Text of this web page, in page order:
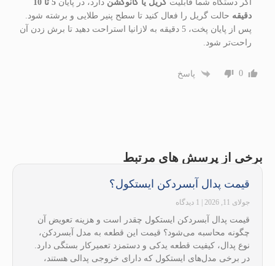
اگر دستگاه شما قابلیت گریل یا کانوکشن دارد، در پایان
5 تا 10
دقیقه حالت گریل را فعال کنید تا سطح پنیر طلایی و برشته شود.
پس از پایان پخت، 5 دقیقه به لازانیا استراحت دهید تا برش زدن آن
راحت‌تر شود.
0 پاسخ
برخی از پرسش های مرتبط
قیمت پدال آبسردکن ایستکول؟
جولای 11, 2026
قیمت پدال آبسردکن ایستکول چقدر است و هزینه تعویض آن
چگونه محاسبه می‌شود؟ قیمت این قطعه به مدل آبسردکن،
نوع پدال، کیفیت قطعه یدکی و دستمزد تعمیرکار بستگی دارد.
در برخی مدل‌های ایستکول که دارای خروجی پدالی هستند،